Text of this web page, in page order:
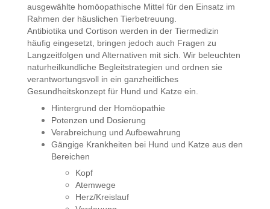
ausgewählte homöopathische Mittel für den Einsatz im
Rahmen der häuslichen Tierbetreuung.
Antibiotika und Cortison werden in der Tiermedizin
häufig eingesetzt, bringen jedoch auch Fragen zu
Langzeitfolgen und Alternativen mit sich. Wir beleuchten
naturheilkundliche Begleitstrategien und ordnen sie
verantwortungsvoll in ein ganzheitliches
Gesundheitskonzept für Hund und Katze ein.
Hintergrund der Homöopathie
Potenzen und Dosierung
Verabreichung und Aufbewahrung
Gängige Krankheiten bei Hund und Katze aus den
Bereichen
Kopf
Atemwege
Herz/Kreislauf